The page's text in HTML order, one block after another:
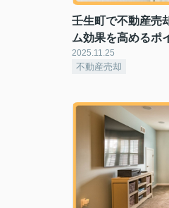
壬生町で不動産売
ム効果を高めるポ
2025.11.25
不動産売却